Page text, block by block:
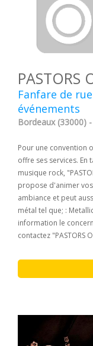
PASTORS
Fanfare de
événements
Bordeaux (33000)
Pour une convention
offre ses services. En
musique rock,
propose d'animer
ambiance et peut
métal tel que; :
information le
contactez "PASTORS